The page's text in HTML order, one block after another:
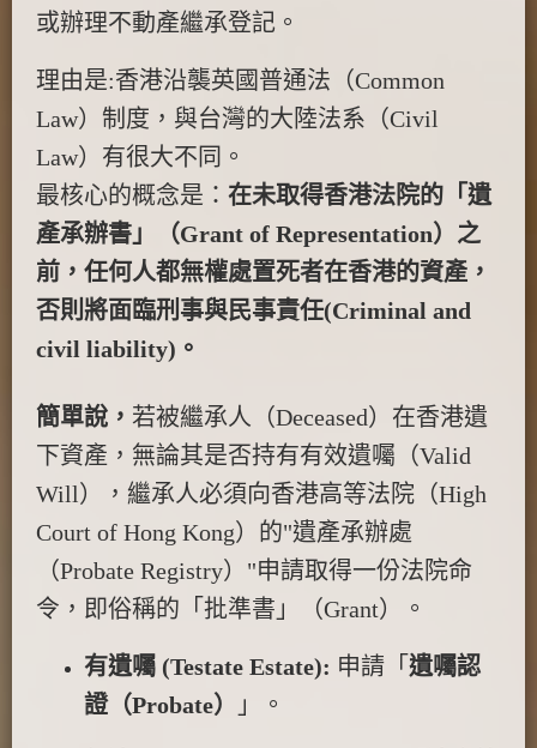
或辦理不動產繼承登記。
理由是:香港沿襲英國普通法（Common
Law）制度，與台灣的大陸法系（Civil
Law）有很大不同。
最核心的概念是： 在未取得香港法院的「遺
產承辦書」（Grant of Representation）之
前，任何人都無權處置死者在香港的資產，
否則將面臨刑事與民事責任(Criminal and
civil liability)。
簡單說， 若被繼承人（Deceased）在香港遺
下資產，無論其是否持有有效遺囑（Valid
Will），繼承人必須向香港高等法院（High
Court of Hong Kong）的"遺產承辦處
（Probate Registry）"申請取得一份法院命
令，即俗稱的「批準書」（Grant）。
有遺囑 (Testate Estate): 申請「 遺囑認
證（Probate）
」。